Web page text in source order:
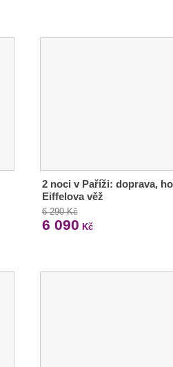
2 noci v Paříži: doprava,
Eiffelova věž
6 290 Kč
6 090 Kč